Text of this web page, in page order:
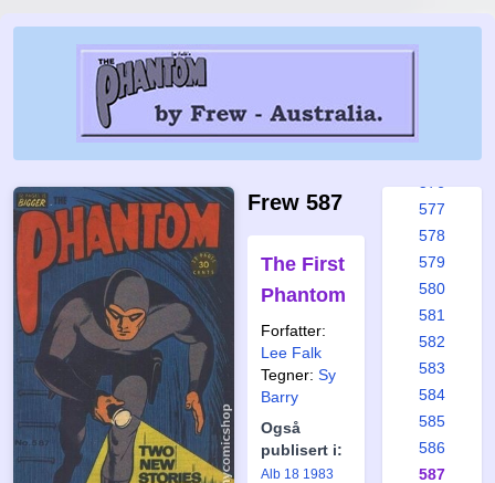
Frew 587
The First
Phantom
Forfatter:
Lee Falk
Tegner: Sy
Barry
Også
publisert i:
Alb 18 1983
570
577
578
579
580
581
582
583
584
585
586
587